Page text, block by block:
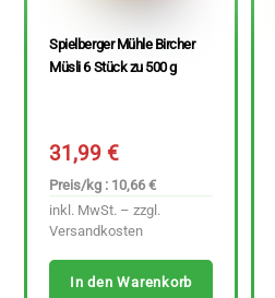
Spielberger Mühle Bircher
Müsli 6 Stück zu 500 g
31,99€
Preis/kg : 10,66 €
inkl. MwSt. – zzgl.
Versandkosten
In den Warenkorb